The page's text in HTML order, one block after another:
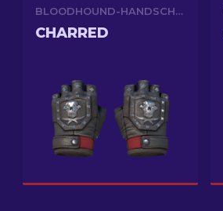
BLOODHOUND-HANDSCHUHE
CHARRED